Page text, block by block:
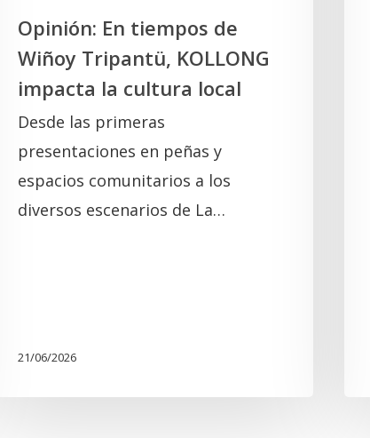
local
Opinión: En tiempos de
Wiñoy Tripantü, KOLLONG
impacta la cultura local
Desde las primeras
presentaciones en peñas y
espacios comunitarios a los
diversos escenarios de La…
21/06/2026